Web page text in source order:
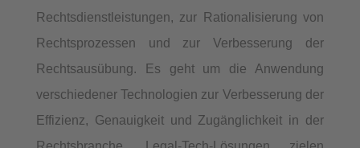
Rechtsdienstleistungen, zur Rationalisierung von
Rechtsprozessen und zur Verbesserung der
Rechtsausübung. Es geht um die Anwendung
verschiedener Technologien zur Verbesserung der
Effizienz, Genauigkeit und Zugänglichkeit in der